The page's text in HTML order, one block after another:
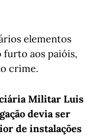
elementos
aos paióis,
crime.
Militar Luis
devia ser
de instalações